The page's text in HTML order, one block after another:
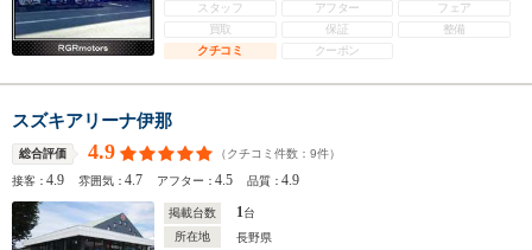
スタッフ
アフター
フェア
買取
保証
整備
クチコミ
クーポン
スズキアリーナ伊那
総合評価 4.9 （クチコミ件数： 9件）
接客：4.9 雰囲気：4.7 アフター：4.5 品質：4.9
掲載台数 1台
所在地
長野県